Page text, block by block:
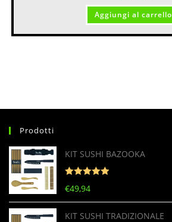
Aggiungi al carrello
Prodotti
KIT SUSHI BAZOOKA
€49,94
KIT SUSHI TRADIZIONALE